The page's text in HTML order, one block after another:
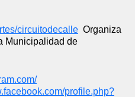
circuitodecalle Organiza
Municipalidad de
profile.php?